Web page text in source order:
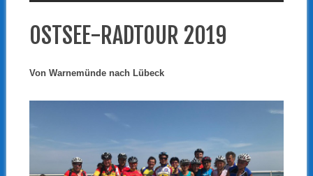
OSTSEE-RADTOUR 2019
Von Warnemünde nach Lübeck